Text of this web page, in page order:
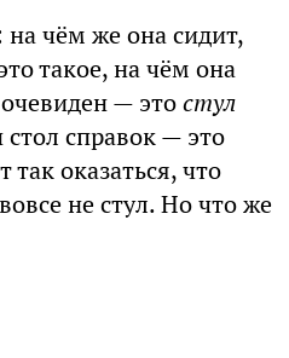
чём же она сидит,
такое, на чём она
— этостул
справок — это
так оказаться, что
не стул. Но что же